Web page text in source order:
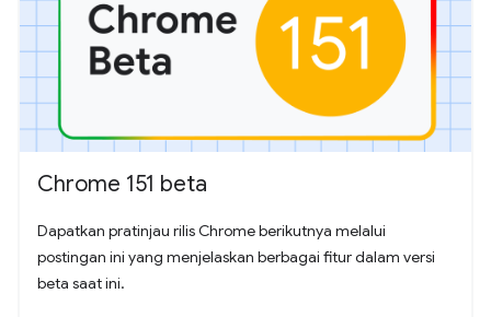
Chrome 151 beta
Dapatkan pratinjau rilis Chrome berikutnya melalui
postingan ini yang menjelaskan berbagai fitur dalam versi
beta saat ini.